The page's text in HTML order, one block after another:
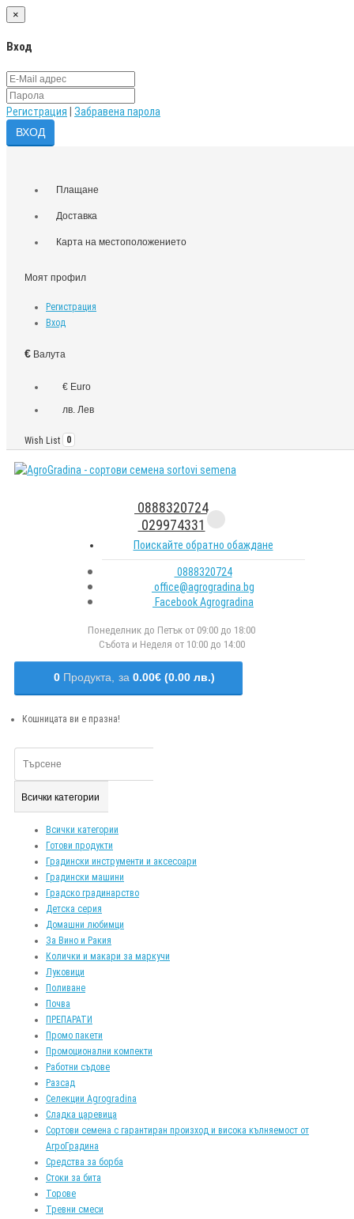
×
Вход
Регистрация Забравена парола
Плащане
Доставка
Карта на местоположението
Моят профил
Регистрация
Вход
€ Валута
€ Euro
лв. Лев
Wish List 0
0888320724
029974331
Поискайте обратно обаждане
0888320724
office@agrogradina.bg
Facebook Agrogradina
Понеделник до Петък от 09:00 до 18:00
Събота и Неделя от 10:00 до 14:00
0 Продукта, за 0.00€ (0.00 лв.)
Кошницата ви е празна!
Всички категории
Всички категории
Готови продукти
Градински инструменти и аксесоари
Градински машини
Градско градинарство
Детска серия
Домашни любимци
За Вино и Ракия
Колички и макари за маркучи
Луковици
Поливане
Почва
ПРЕПАРАТИ
Промо пакети
Промоционални компекти
Работни съдове
Разсад
Селекции Agrogradina
Сладка царевица
Сортови семена с гарантиран произход и висока кълняемост от
АгроГрадина
Средства за борба
Стоки за бита
Торове
Тревни смеси